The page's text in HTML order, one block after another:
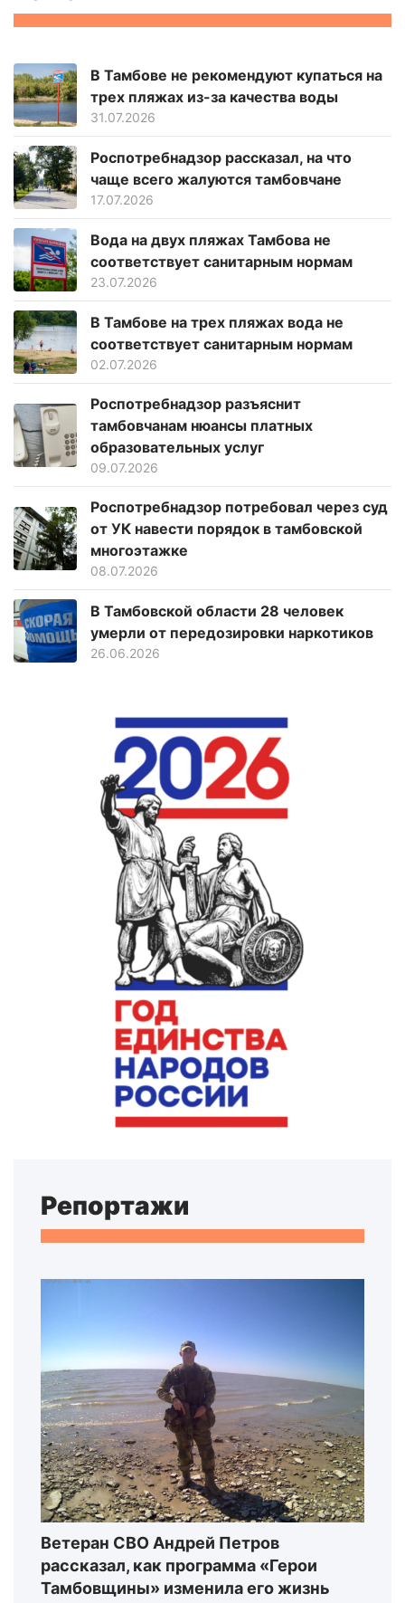
В Тамбове не рекомендуют купаться на
трех пляжах из-за качества воды
31.07.2026
Роспотребнадзор рассказал, на что
чаще всего жалуются тамбовчане
17.07.2026
Вода на двух пляжах Тамбова не
соответствует санитарным нормам
23.07.2026
В Тамбове на трех пляжах вода не
соответствует санитарным нормам
02.07.2026
Роспотребнадзор разъяснит
тамбовчанам нюансы платных
образовательных услуг
09.07.2026
Роспотребнадзор потребовал через суд
от УК навести порядок в тамбовской
многоэтажке
08.07.2026
В Тамбовской области 28 человек
умерли от передозировки наркотиков
26.06.2026
Репортажи
Ветеран СВО Андрей Петров
рассказал, как программа «Герои
Тамбовщины» изменила его жизнь